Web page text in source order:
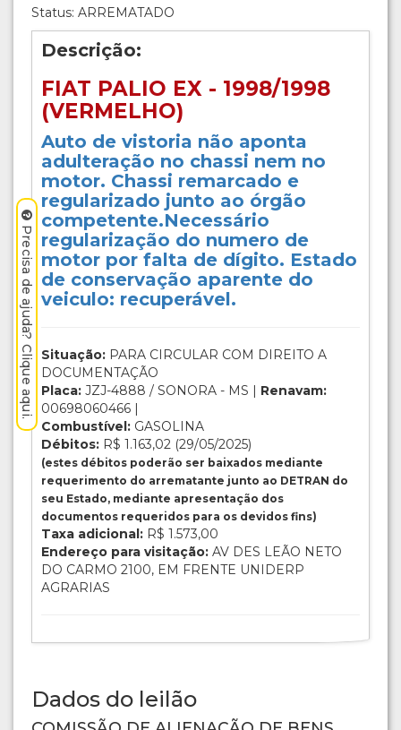
Status: ARREMATADO
Descrição:
FIAT PALIO EX - 1998/1998
(VERMELHO)
Auto de vistoria não aponta
adulteração no chassi nem no
motor. Chassi remarcado e
regularizado junto ao órgão
competente.Necessário
regularização do numero de
motor por falta de dígito. Estado
de conservação aparente do
veiculo: recuperável.
Situação: PARA CIRCULAR COM DIREITO A
DOCUMENTAÇÃO
Placa: JZJ-4888 / SONORA - MS | Renavam:
00698060466 |
Combustível: GASOLINA
Débitos: R$ 1.163,02 (29/05/2025)
(estes débitos poderão ser baixados mediante
requerimento do arrematante junto ao DETRAN do
seu Estado, mediante apresentação dos
documentos requeridos para os devidos fins)
Taxa adicional: R$ 1.573,00
Endereço para visitação: AV DES LEÃO NETO
DO CARMO 2100, EM FRENTE UNIDERP
AGRARIAS
Dados do leilão
Precisa de ajuda? Clique aqui.